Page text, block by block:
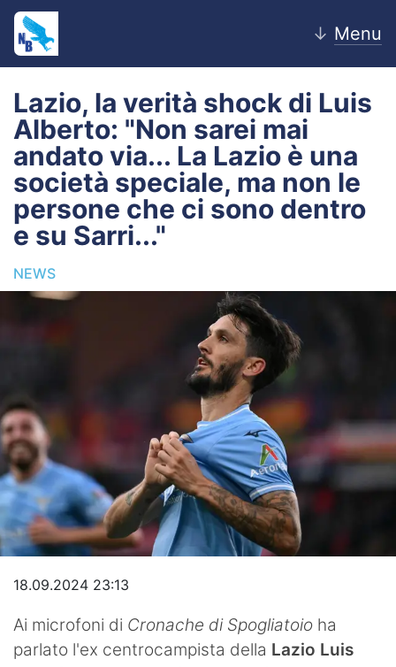
↓ Menu
Home
News
Editoriale
Pagelle
Settore Giovanile
Lazio Women
Video
Lazio, la verità shock di Luis
Alberto: "Non sarei mai
andato via... La Lazio è una
società speciale, ma non le
persone che ci sono dentro
e su Sarri..."
NEWS
18.09.2024 23:13
Ai microfoni di Cronache di Spogliatoio ha
parlato l'ex centrocampista della Lazio Luis